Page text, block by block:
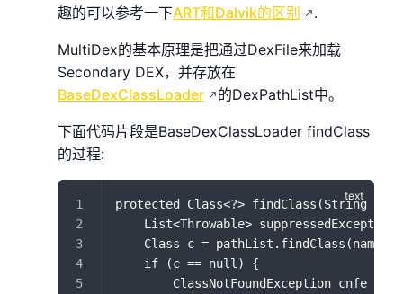
趣的可以参考一下ART和Dalvik的区别 .
MultiDex的基本原理是把通过DexFile来加载
Secondary DEX，并存放在
BaseDexClassLoader
的DexPathList中。
下面代码片段是BaseDexClassLoader findClass
的过程:
protected Class<?> findClass(String
List<Throwable>
Class c = pathList.findClass(name,
    if (c == null) {
ClassNotFoundException cnfe =